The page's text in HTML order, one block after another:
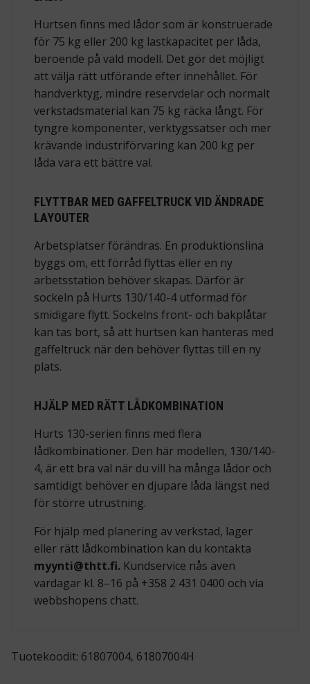
Hurtsen finns med lådor som är konstruerade
för 75 kg eller 200 kg lastkapacitet per låda,
beroende på vald modell. Det gör det möjligt
att välja rätt utförande efter innehållet. För
handverktyg, mindre reservdelar och normalt
verkstadsmaterial kan 75 kg räcka långt. För
tyngre komponenter, verktygssatser och mer
krävande industriförvaring kan 200 kg per
låda vara ett bättre val.
FLYTTBAR MED GAFFELTRUCK VID ÄNDRADE
LAYOUTER
Arbetsplatser förändras. En produktionslina
byggs om, ett förråd flyttas eller en ny
arbetsstation behöver skapas. Därför är
sockeln på Hurts 130/140-4 utformad för
smidigare flytt. Sockelns front- och bakplåtar
kan tas bort, så att hurtsen kan hanteras med
gaffeltruck när den behöver flyttas till en ny
plats.
HJÄLP MED RÄTT LÅDKOMBINATION
Hurts 130-serien finns med flera
lådkombinationer. Den här modellen, 130/140-
4, är ett bra val när du vill ha många lådor och
samtidigt behöver en djupare låda längst ned
för större utrustning.
För hjälp med planering av verkstad, lager
eller rätt lådkombination kan du kontakta
myynti@thtt.fi. Kundservice nås även
vardagar kl. 8–16 på +358 2 431 0400 och via
webbshopens chatt.
Tuotekoodit: 61807004, 61807004H